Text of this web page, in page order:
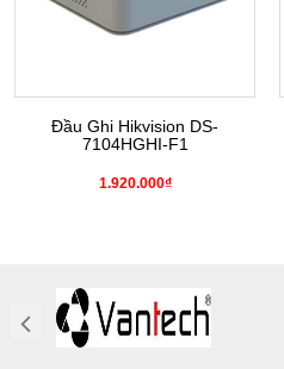
Đầu Ghi Hikvision DS-
7104HGHI-F1
1.920.000₫